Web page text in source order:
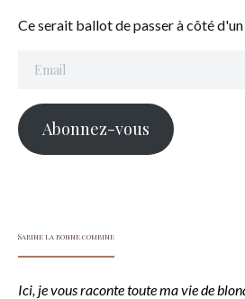
Ce serait ballot de passer à côté
Abonnez-vous
Sabine la bonne combine
Ici, je vous raconte toute ma vie de